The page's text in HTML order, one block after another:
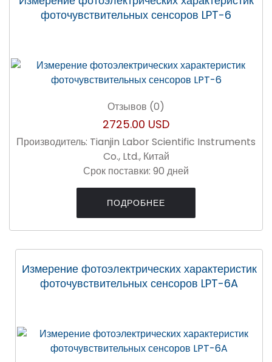
фоточувствительных сенсоров LPT-6
Отзывов (0)
2725.00 USD
Производитель: Tianjin Labor Scientific Instruments
Co., Ltd., Китай
Срок поставки: 90 дней
ПОДРОБНЕЕ
Измерение фотоэлектрических характеристик
фоточувствительных сенсоров LPT-6A